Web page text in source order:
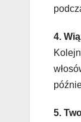
4.
5.